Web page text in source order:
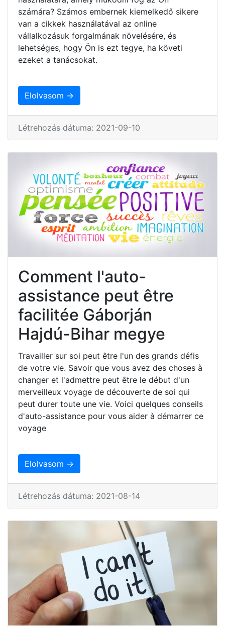
számára? Számos embernek kiemelkedő sikere
van a cikkek használatával az online
vállalkozásuk forgalmának növelésére, és
lehetséges, hogy Ön is ezt tegye, ha követi
ezeket a tanácsokat.
Elolvasom →
Létrehozás dátuma: 2021-09-10
Comment l'auto-
assistance peut être
facilitée Gáborján
Hajdú-Bihar megye
Travailler sur soi peut être l'un des grands défis
de votre vie. Savoir que vous avez des choses à
changer et l'admettre peut être le début d'un
merveilleux voyage de découverte de soi qui
peut durer toute une vie. Voici quelques conseils
d'auto-assistance pour vous aider à démarrer ce
voyage
Elolvasom →
Létrehozás dátuma: 2021-08-14